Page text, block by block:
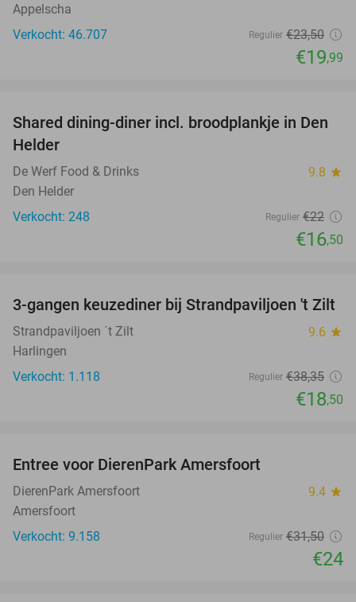
Appelscha
Verkocht: 46.707
Regulier €23,50
€19,99
25%
Shared dining-diner incl. broodplankje in Den
Helder
De Werf Food & Drinks 9.8 star
Den Helder
Verkocht: 248
Regulier €22
€16,50
52%
3-gangen keuzediner bij Strandpaviljoen 't Zilt
Strandpaviljoen ´t Zilt 9.6 star
Harlingen
Verkocht: 1.118
Regulier €38,35
€18,50
Entree voor DierenPark Amersfoort
DierenPark Amersfoort 9.4 star
Amersfoort
Verkocht: 9.158
Regulier €31,50
€24